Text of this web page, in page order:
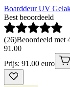
Boarddeur UV
Best beoordeeld
(26)Beoordeeld met
91 .00
Prijs: 91.00 euro